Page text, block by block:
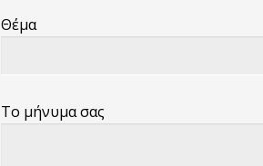
Θέμα
Το μήνυμα σας